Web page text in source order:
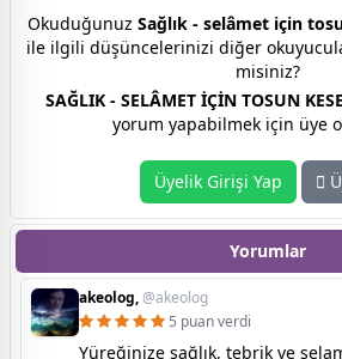
Okuduğunuz Sağlık - selâmet için
ile ilgili düşüncelerinizi diğer
misiniz?
SAĞLIK - SELÂMET İÇİN TOSUN
yorum yapabilmek için üye
Üyelik Girişi Yap
Yorumlar
akeolog,@akeolog
5 puan verdi
Yüreğinize sağlık, tebrik ve